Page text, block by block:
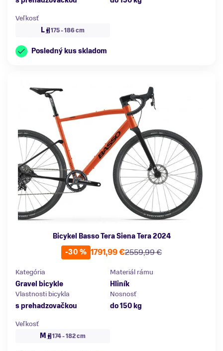
Veľkosť
L
175 - 186 cm
Posledný kus skladom
Bicykel Basso Tera Siena Tera 2024
-30 %
2559,99 €
1791,99 €
Kategória
Gravel bicykle
Materiál rámu
Hliník
Vlastnosti bicykla
s prehadzovačkou
Nosnosť
do 150 kg
Veľkosť
M
174 - 182 cm